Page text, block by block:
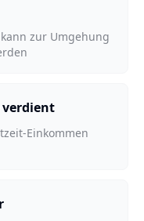
kann zur Umgehung
verdient
Einkommen